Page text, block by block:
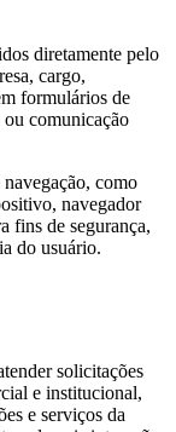
diretamente pelo
cargo,
formulários de
comunicação
como
navegador
fins de segurança,
do usuário.
solicitações
e institucional,
e serviços da